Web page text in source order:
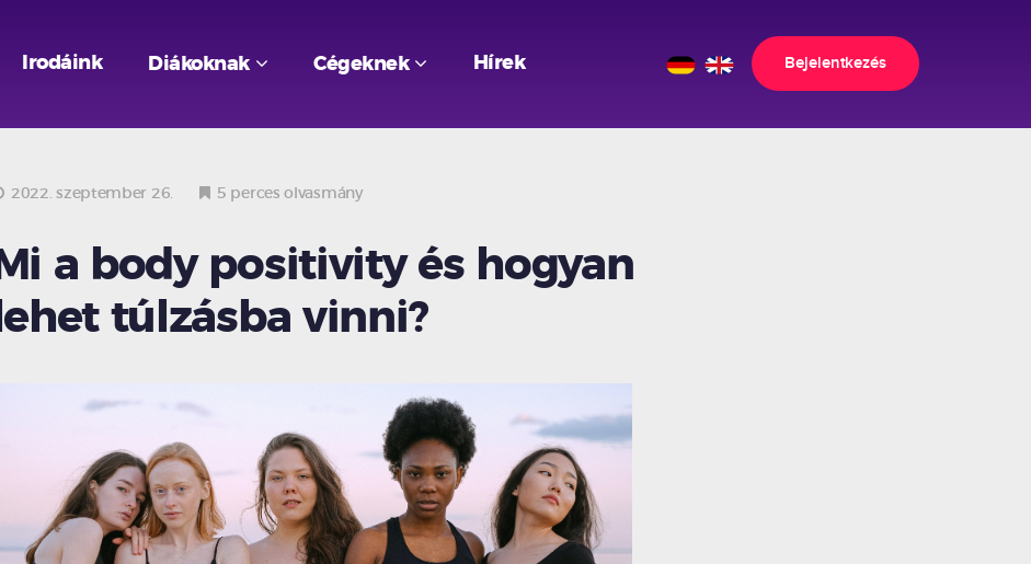
Irodáink Diákoknak Cégeknek Hírek Bejelentkezés
2022. szeptember 26. 5 perces olvasmány
Mi a body positivity és hogyan
lehet túlzásba vinni?